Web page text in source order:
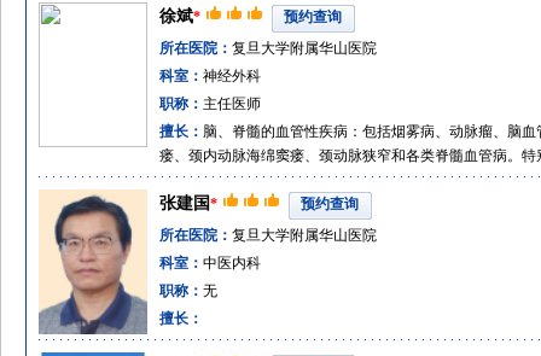
徐斌*
预约查询
所在医院： 复旦大学附属华山医院
科室： 神经外科
职称： 主任医师
擅长： 脑、脊髓的血管性疾病：包括烟雾病、动脉瘤、脑
瘘、颈内动脉海绵窦瘘、颈动脉狭窄和各类脊髓血管病。
张建国*
预约查询
所在医院： 复旦大学附属华山医院
科室： 中医内科
职称： 无
擅长：